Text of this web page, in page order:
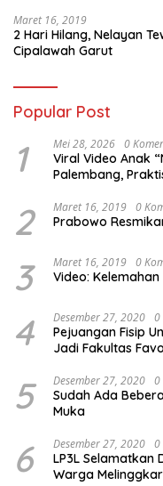
Maret 16, 2019
2 Hari Hilang, Nelayan
Cipalawah Garut
Popular Post
1 Mei 28, 2026 0
Viral Video Anak
Palembang,
2 Maret 16, 2019 0
Prabowo
3 Maret 16, 2019 0
Video:
4 Desember 27, 2020 0
Pejuangan Fisip
Jadi Fakultas
5 Desember 27, 2020 0
Sudah Ada
Muka
6 Desember 27, 2020 0
LP3L Selamatkan
Warga